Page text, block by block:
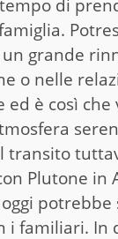
di
grande
o nelle
ed è così
transito
Plutone in
i familiari. In